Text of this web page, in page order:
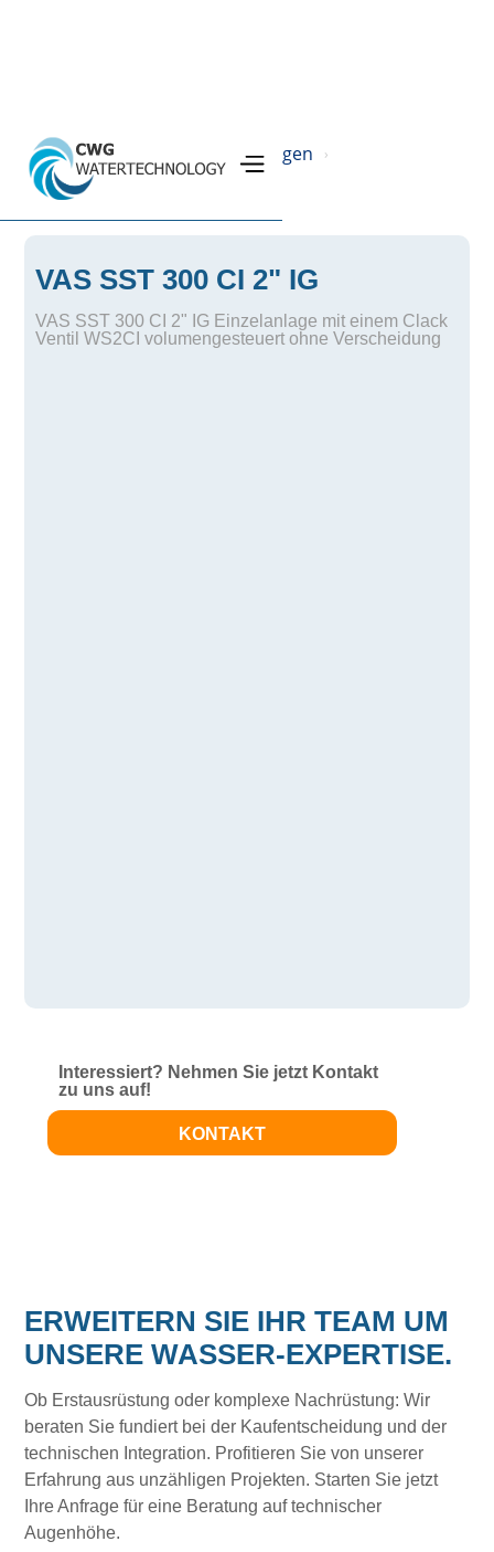
Home › Produkte Filteranlagen ›
SST Ionenaustauscheranlage
VAS SST 300 CI 2" IG
VAS SST 300 CI 2" IG Einzelanlage mit einem Clack
Ventil WS2CI volumengesteuert ohne Verscheidung
Interessiert? Nehmen Sie jetzt Kontakt
zu uns auf!
KONTAKT
ERWEITERN SIE IHR TEAM UM
UNSERE WASSER-EXPERTISE.
Ob Erstausrüstung oder komplexe Nachrüstung: Wir
beraten Sie fundiert bei der Kaufentscheidung und der
technischen Integration. Profitieren Sie von unserer
Erfahrung aus unzähligen Projekten. Starten Sie jetzt
Ihre Anfrage für eine Beratung auf technischer
Augenhöhe.